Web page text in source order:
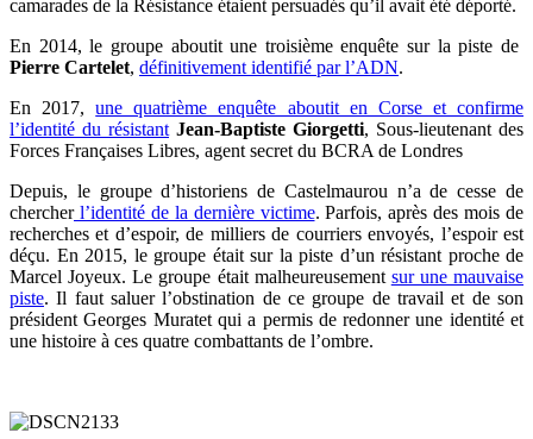
camarades de la Résistance étaient persuadés qu’il avait été déporté.
En 2014, le groupe aboutit une troisième enquête sur la piste de
Pierre Cartelet, définitivement identifié par l’ADN.
En 2017,une quatrième enquête aboutit en Corse et confirme
l’identité du résistant Jean-Baptiste Giorgetti, Sous-lieutenant des
Forces Françaises Libres, agent secret du BCRA de Londres
Depuis, le groupe d’historiens de Castelmaurou n’a de cesse de
chercherl’identité de la dernière victime. Parfois, après des mois de
recherches et d’espoir, de milliers de courriers envoyés, l’espoir est
déçu. En 2015, le groupe était sur la piste d’un résistant proche de
Marcel Joyeux. Le groupe était malheureusement sur une mauvaise
piste. Il faut saluer l’obstination de ce groupe de travail et de son
président Georges Muratet qui a permis de redonner une identité et
une histoire à ces quatre combattants de l’ombre.